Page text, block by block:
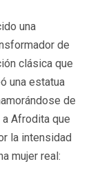
una
de
clásica que
una estatua
de
Afrodita que
la intensidad
mujer real: